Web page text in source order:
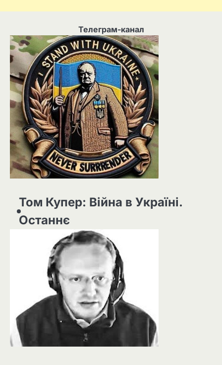
Телеграм-канал
Том Купер: Війна в Україні.
Останнє